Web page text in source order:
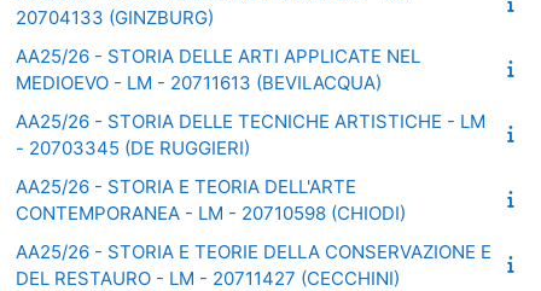
20704133 (GINZBURG)
AA25/26 - STORIA DELLE ARTI APPLICATE NEL
MEDIOEVO - LM - 20711613 (BEVILACQUA)
AA25/26 - STORIA DELLE TECNICHE ARTISTICHE - LM
- 20703345 (DE RUGGIERI)
AA25/26 - STORIA E TEORIA DELL'ARTE
CONTEMPORANEA - LM - 20710598 (CHIODI)
AA25/26 - STORIA E TEORIE DELLA CONSERVAZIONE E
DEL RESTAURO - LM - 20711427 (CECCHINI)